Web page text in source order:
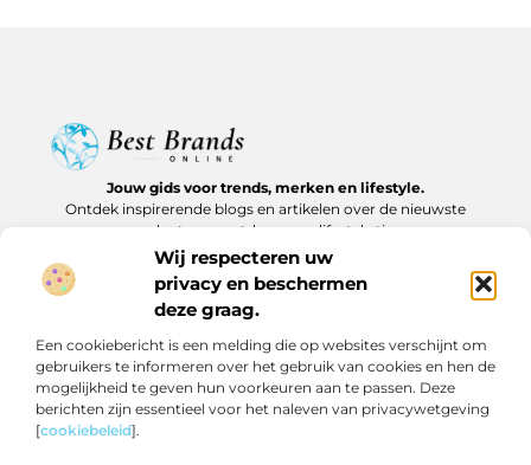
Wij respecteren uw
privacy en beschermen
deze graag.
Een cookiebericht is een melding die op websites verschijnt om
gebruikers te informeren over het gebruik van cookies en hen de
mogelijkheid te geven hun voorkeuren aan te passen. Deze
berichten zijn essentieel voor het naleven van privacywetgeving
[cookiebeleid].
Jouw gids voor trends, merken en lifestyle.
Ontdek inspirerende blogs en artikelen over de nieuwste
producten, must-haves en lifestyle tips.
Bericht categorie
Onze informatie